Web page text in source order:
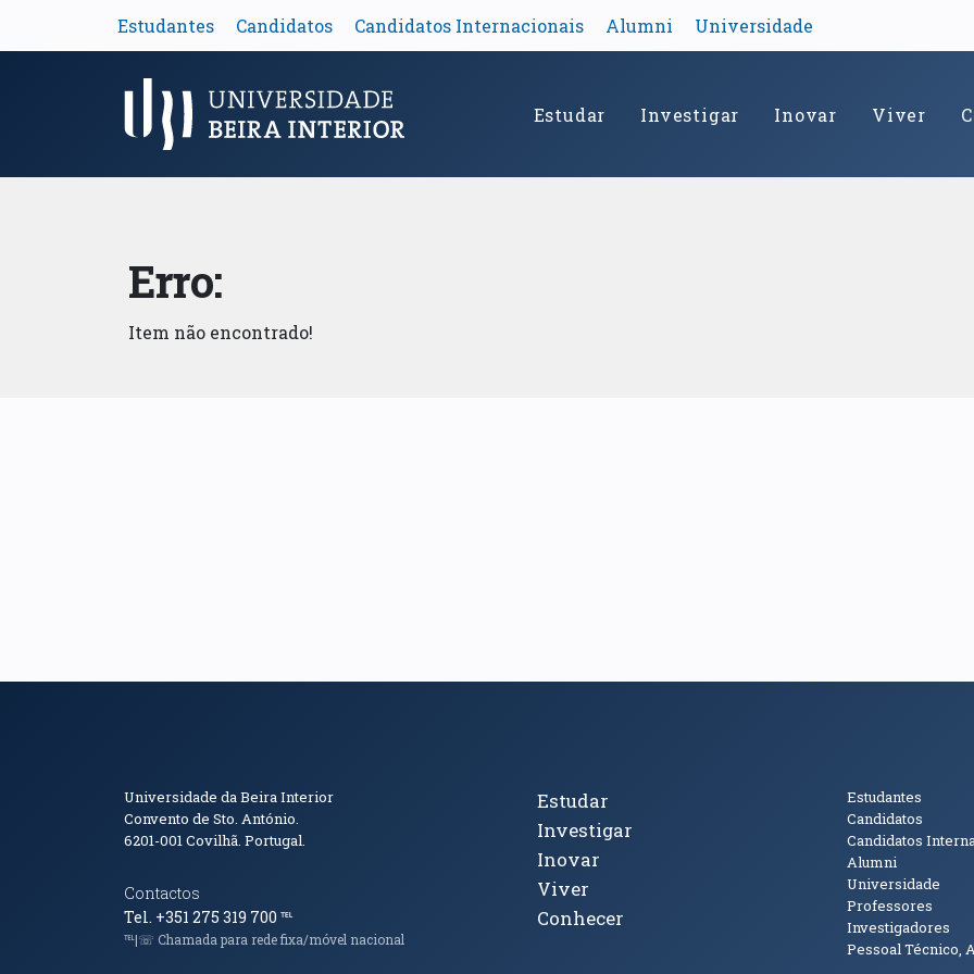
Estudantes Candidatos Candidatos Internacionais Alumni Universidade
Menu Principal Estudar Investigar Inovar Viver
Erro:
Item não encontrado!
Informações de Contacto
Universidade da Beira Interior
Convento de Sto. António.
6201-001Covilhã. Portugal.
Contactos
Tel. +351 275 319 700 ℡
℡|☏ Chamada para rede fixa/móvel nacional
Tópicos Principais
Estudar
Investigar
Inovar
Viver
Conhecer
Públicos
Estudantes
Candidatos
Candidatos
Alumni
Universidade
Professores
Investigadores
Pessoal Técnico,